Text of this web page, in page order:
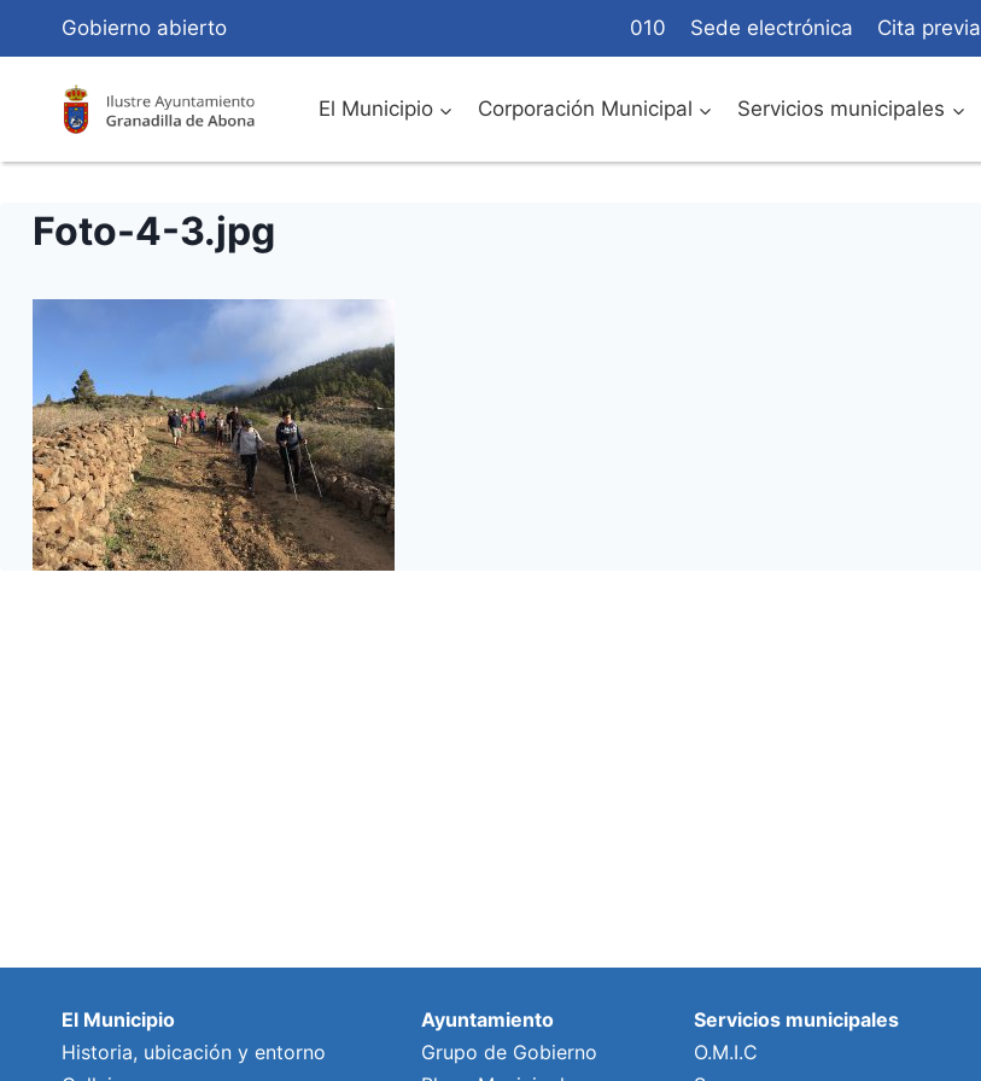
Contenido
Gobierno abierto 010 Sede electrónica Cita previa
El Municipio Corporación Municipal Servicios municipales
Foto-4-3.jpg
El Municipio
Historia, ubicación y entorno
Ayuntamiento
Grupo de Gobierno
Servicios municipales
O.M.I.C